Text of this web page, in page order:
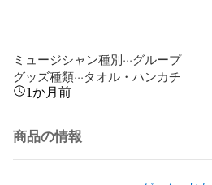
ミュージシャン種別···グループ
グッズ種類···タオル・ハンカチ
1か月前
商品の情報